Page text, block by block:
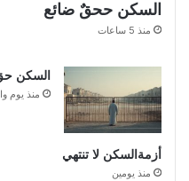
السكن ححقٌ ضائع
منذ 5 ساعات
السكن
منذ يوم
أزمةالسكن لا تنتهي
منذ يومين